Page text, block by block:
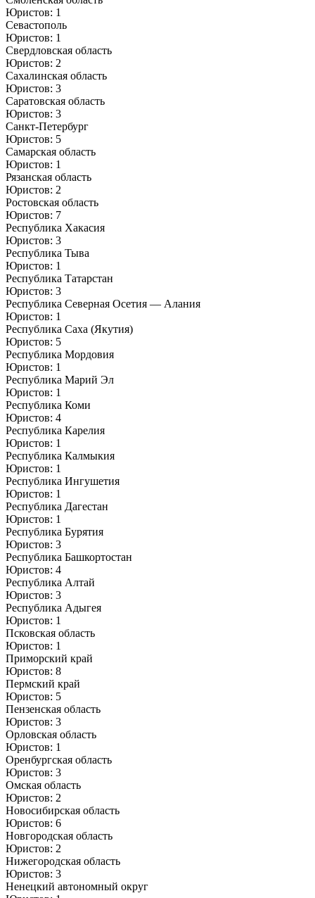
Юристов: 1
Севастополь
Юристов: 1
Свердловская область
Юристов: 2
Сахалинская область
Юристов: 3
Саратовская область
Юристов: 3
Санкт-Петербург
Юристов: 5
Самарская область
Юристов: 1
Рязанская область
Юристов: 2
Ростовская область
Юристов: 7
Республика Хакасия
Юристов: 3
Республика Тыва
Юристов: 1
Республика Татарстан
Юристов: 3
Республика Северная Осетия — Алания
Юристов: 1
Республика Саха (Якутия)
Юристов: 5
Республика Мордовия
Юристов: 1
Республика Марий Эл
Юристов: 1
Республика Коми
Юристов: 4
Республика Карелия
Юристов: 1
Республика Калмыкия
Юристов: 1
Республика Ингушетия
Юристов: 1
Республика Дагестан
Юристов: 1
Республика Бурятия
Юристов: 3
Республика Башкортостан
Юристов: 4
Республика Алтай
Юристов: 3
Республика Адыгея
Юристов: 1
Псковская область
Юристов: 1
Приморский край
Юристов: 8
Пермский край
Юристов: 5
Пензенская область
Юристов: 3
Орловская область
Юристов: 1
Оренбургская область
Юристов: 3
Омская область
Юристов: 2
Новосибирская область
Юристов: 6
Новгородская область
Юристов: 2
Нижегородская область
Юристов: 3
Ненецкий автономный округ